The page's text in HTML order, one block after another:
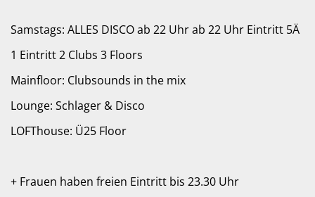
Samstags: ALLES DISCO ab 22 Uhr ab 22 Uhr Eintritt 5Ä
1 Eintritt 2 Clubs 3 Floors
Mainfloor: Clubsounds in the mix
Lounge: Schlager & Disco
LOFThouse: Ü25 Floor
+ Frauen haben freien Eintritt bis 23.30 Uhr